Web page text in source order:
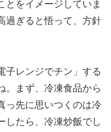
とをイメージしていま
過ぎると悟って、方針
子レンジでチン」する
。まず、冷凍食品から
っ先に思いつくのは冷
したら、冷凍炒飯でし